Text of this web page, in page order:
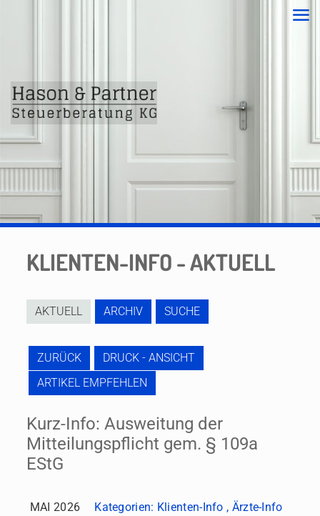
KLIENTEN-INFO - AKTUELL
AKTUELL ARCHIV SUCHE
ZURÜCK
DRUCK - ANSICHT
ARTIKEL EMPFEHLEN
Kurz-Info: Ausweitung der
Mitteilungspflicht gem. § 109a
EStG
MAI 2026 Kategorien: Klienten-Info , Ärzte-Info